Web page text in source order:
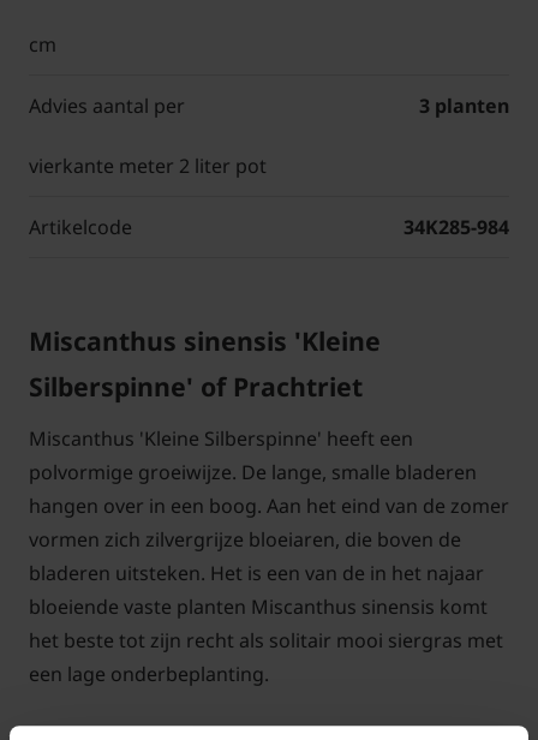
cm
Advies aantal per
vierkante meter 2 liter pot
3 planten
Artikelcode 34K285-984
Miscanthus sinensis 'Kleine
Silberspinne' of Prachtriet
Miscanthus 'Kleine Silberspinne' heeft een
polvormige groeiwijze. De lange, smalle bladeren
hangen over in een boog. Aan het eind van de zomer
vormen zich zilvergrijze bloeiaren, die boven de
bladeren uitsteken. Het is een van de in het najaar
bloeiende vaste planten Miscanthus sinensis komt
het beste tot zijn recht als solitair mooi siergras met
een lage onderbeplanting.